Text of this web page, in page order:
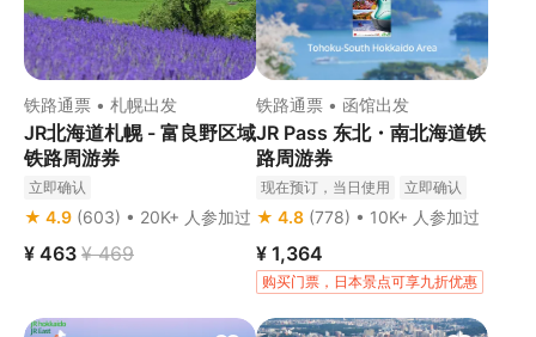
铁路通票 • 札幌出发
JR北海道札幌 - 富良野区域
铁路周游券
立即确认
★ 4.9 (603) • 20K+ 人参加过
¥ 463 ¥ 469
铁路通票 • 函馆出发
JR Pass 东北・南北海道铁
路周游券
现在预订，当日使用 立即确认
★ 4.8 (778) • 10K+ 人参加过
¥ 1,364
购买门票，日本景点可享九折优惠